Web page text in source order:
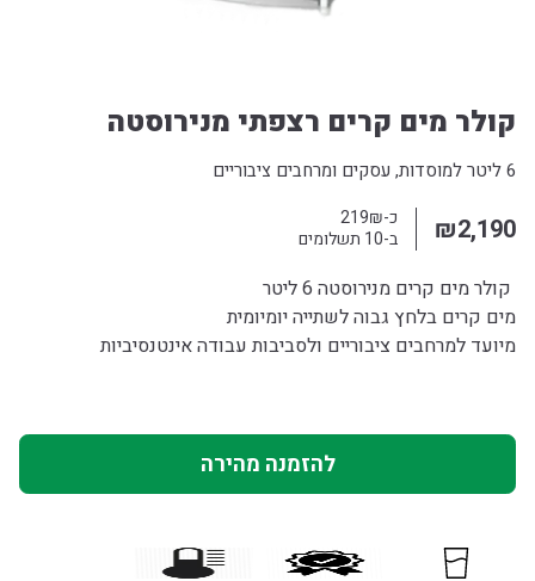
קולר מים קרים רצפתי מנירוסטה
6 ליטר למוסדות, עסקים ומרחבים ציבוריים
₪2,190
כ-219₪
ב-10 תשלומים
קולר מים קרים מנירוסטה 6 ליטר
מים קרים בלחץ גבוה לשתייה יומיומית
מיועד למרחבים ציבוריים ולסביבות עבודה אינטנסיביות
להזמנה מהירה